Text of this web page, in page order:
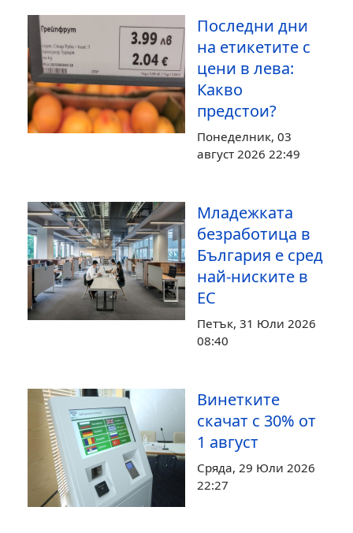
Последни дни
на етикетите с
цени в лева:
Какво
предстои?
Понеделник, 03
август 2026 22:49
Младежката
безработица в
България е сред
най-ниските в
ЕС
Петък, 31 Юли 2026
08:40
Винетките
скачат с 30% от
1 август
Сряда, 29 Юли 2026
22:27